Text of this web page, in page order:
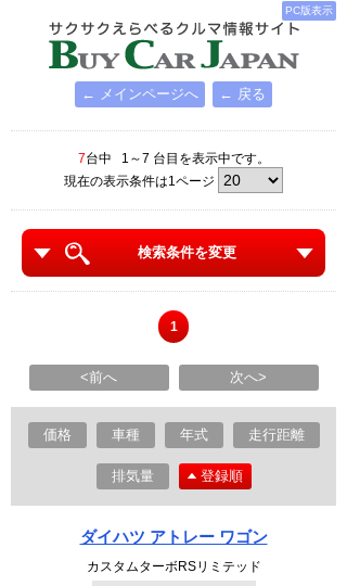
PC版表示
← メインページへ ← 戻る
7台中 1～7 台目を表示中です。
現在の表示条件は1ページ
検索条件を変更
1
<前へ 次へ>
価格 車種 年式 走行距離
排気量 登録順
ダイハツ アトレー ワゴン
カスタムターボRSリミテッド